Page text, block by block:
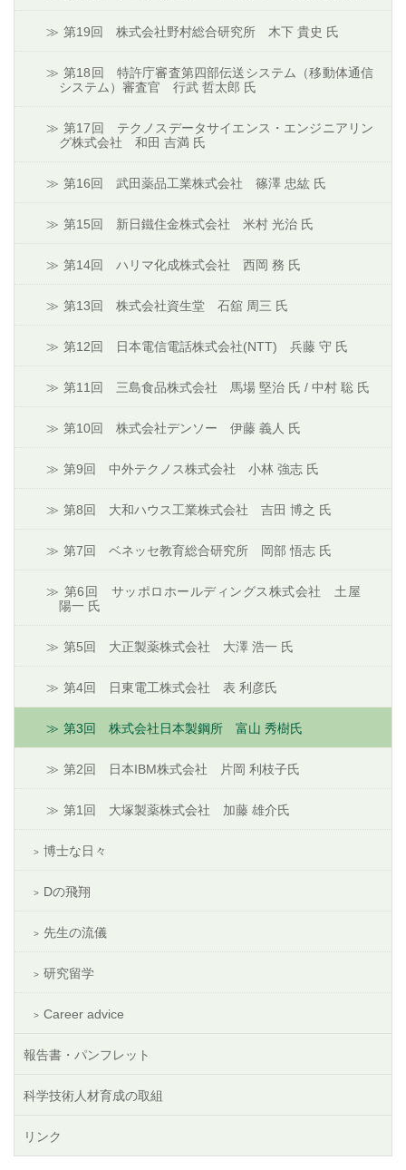
第19回 株式会社野村総合研究所 木下 貴史 氏
第18回 特許庁審査第四部伝送システム（移動体通信
システム）審査官 行武 哲太郎 氏
第17回 テクノスデータサイエンス・エンジニアリン
グ株式会社 和田 吉満 氏
第16回 武田薬品工業株式会社 篠澤 忠紘 氏
第15回 新日鐵住金株式会社 米村 光治 氏
第14回 ハリマ化成株式会社 西岡 務 氏
第13回 株式会社資生堂 石舘 周三 氏
第12回 日本電信電話株式会社(NTT) 兵藤 守 氏
第11回 三島食品株式会社 馬場 堅治 氏 / 中村 聡 氏
第10回 株式会社デンソー 伊藤 義人 氏
第9回 中外テクノス株式会社 小林 強志 氏
第8回 大和ハウス工業株式会社 吉田 博之 氏
第7回 ベネッセ教育総合研究所 岡部 悟志 氏
第6回 サッポロホールディングス株式会社 土屋
陽一 氏
第5回 大正製薬株式会社 大澤 浩一 氏
第4回 日東電工株式会社 表 利彦氏
第3回 株式会社日本製鋼所 富山 秀樹氏
第2回 日本IBM株式会社 片岡 利枝子氏
第1回 大塚製薬株式会社 加藤 雄介氏
博士な日々
Dの飛翔
先生の流儀
研究留学
Career advice
報告書・パンフレット
科学技術人材育成の取組
リンク